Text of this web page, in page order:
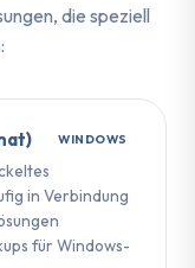
die speziell
WINDOWS
in Verbindung
für Windows-